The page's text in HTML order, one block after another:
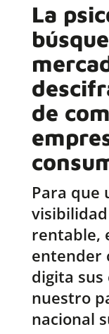
La
de
Para que
rentable,
entender
digita sus
nuestro
nacional